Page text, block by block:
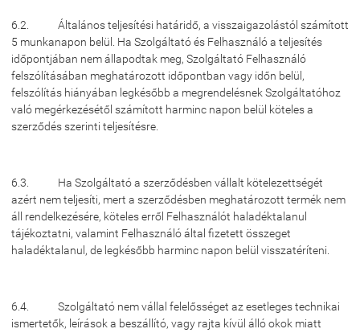
6.2. Általános teljesítési határidő, a visszaigazolástól számított
5 munkanapon belül. Ha Szolgáltató és Felhasználó a teljesítés
időpontjában nem állapodtak meg, Szolgáltató Felhasználó
felszólításában meghatározott időpontban vagy időn belül,
felszólítás hiányában legkésőbb a megrendelésnek Szolgáltatóhoz
való megérkezésétől számított harminc napon belül köteles a
szerződés szerinti teljesítésre.
6.3. Ha Szolgáltató a szerződésben vállalt kötelezettségét
azért nem teljesíti, mert a szerződésben meghatározott termék nem
áll rendelkezésére, köteles erről Felhasználót haladéktalanul
tájékoztatni, valamint Felhasználó által fizetett összeget
haladéktalanul, de legkésőbb harminc napon belül visszatéríteni.
6.4. Szolgáltató nem vállal felelősséget az esetleges technikai
ismertetők, leírások a beszállító, vagy rajta kívül álló okok miatt